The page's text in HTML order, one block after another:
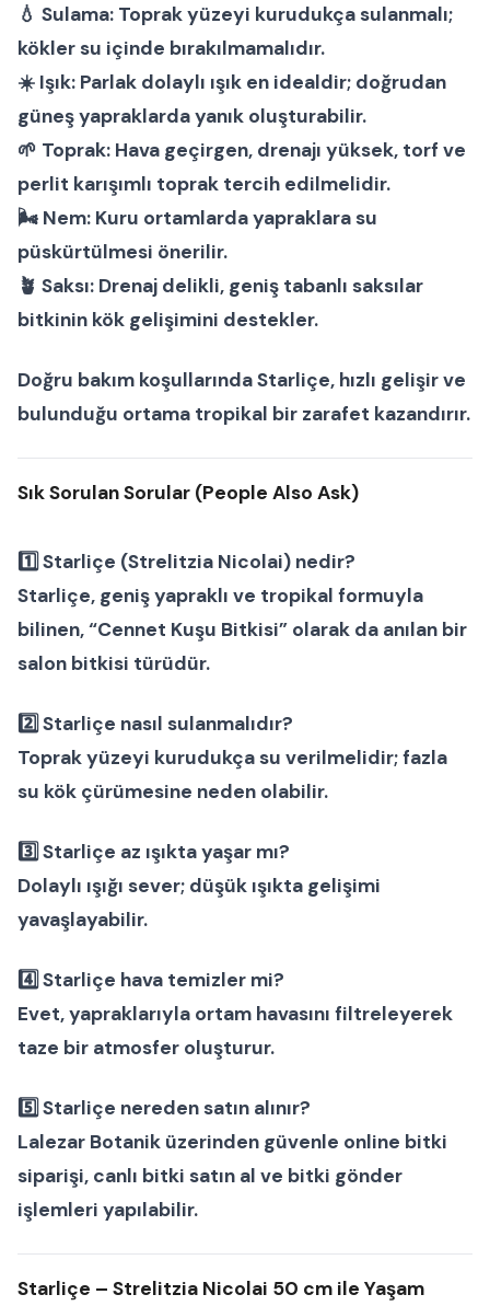
💧 Sulama: Toprak yüzeyi kurudukça sulanmalı;
kökler su içinde bırakılmamalıdır.
☀️ Işık: Parlak dolaylı ışık en idealdir; doğrudan
güneş yapraklarda yanık oluşturabilir.
🌱 Toprak: Hava geçirgen, drenajı yüksek, torf ve
perlit karışımlı toprak tercih edilmelidir.
🌬 Nem: Kuru ortamlarda yapraklara su
püskürtülmesi önerilir.
🪴 Saksı: Drenaj delikli, geniş tabanlı saksılar
bitkinin kök gelişimini destekler.
Doğru bakım koşullarındaStarliçe, hızlı gelişir ve
bulunduğu ortama tropikal bir zarafet kazandırır.
Sık Sorulan Sorular (People Also Ask)
1️⃣ Starliçe (Strelitzia Nicolai) nedir?
Starliçe, geniş yapraklı ve tropikal formuyla
bilinen, “Cennet Kuşu Bitkisi” olarak da anılan bir
salon bitkisi türüdür.
2️⃣ Starliçe nasıl sulanmalıdır?
Toprak yüzeyi kurudukça su verilmelidir; fazla
su kök çürümesine neden olabilir.
3️⃣ Starliçe az ışıkta yaşar mı?
Dolaylı ışığı sever; düşük ışıkta gelişimi
yavaşlayabilir.
4️⃣ Starliçe hava temizler mi?
Evet, yapraklarıyla ortam havasını filtreleyerek
taze bir atmosfer oluşturur.
5️⃣ Starliçe nereden satın alınır?
Lalezar Botanik üzerinden güvenle online bitki
siparişi, canlı bitki satın al ve bitki gönder
işlemleri yapılabilir.
Starliçe – Strelitzia Nicolai 50 cm ile Yaşam